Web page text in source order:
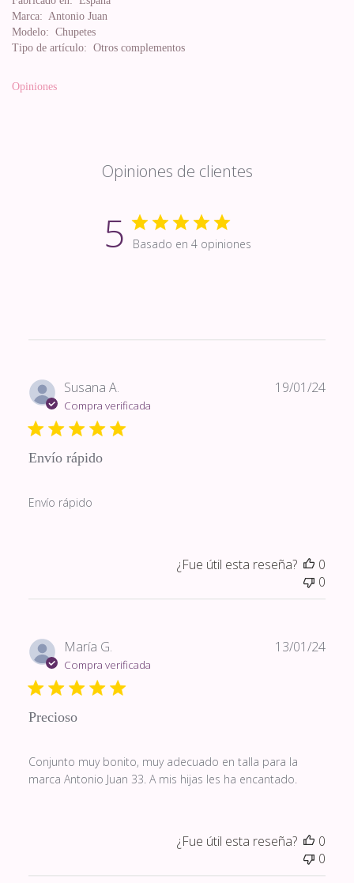
Marca: Antonio Juan
Modelo: Chupetes
Tipo de artículo: Otros complementos
Opiniones
Opiniones de clientes
5 Basado en 4 opiniones
Susana A.
Compra verificada
Envío rápido
Envío rápido
19/01/24
¿Fue útil esta reseña?
0
0
María G.
Compra verificada
Precioso
Conjunto muy bonito, muy adecuado en talla para la
marca Antonio Juan 33. A mis hijas les ha encantado.
13/01/24
¿Fue útil esta reseña?
0
0